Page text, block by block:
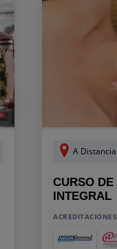
A Distancia
CURSO
INTEGRAL
ACREDITACIONES